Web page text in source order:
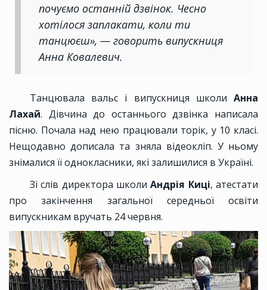
почуємо останній дзвінок. Чесно
хотілося заплакати, коли ти
танцюєш», — говорить випускниця
Анна Ковалевич.
Танцювала вальс і випускниця школи Анна
Лахай. Дівчина до останнього дзвінка написала
пісню. Почала над нею працювали торік, у 10 класі.
Нещодавно дописала та зняла відеокліп. У ньому
знімалися її однокласники, які залишилися в Україні.
Зі слів директора школиАндрія Киці, атестати
про закінчення загальної середньої освіти
випускникам вручать 24 червня.